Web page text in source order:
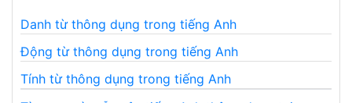
Danh từ thông dụng trong tiếng Anh
Động từ thông dụng trong tiếng Anh
Tính từ thông dụng trong tiếng Anh